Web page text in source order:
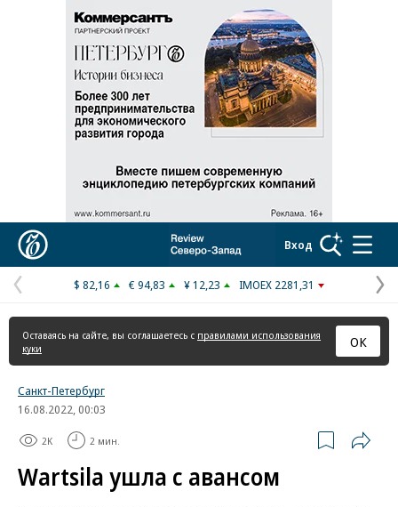
Реклама в «Ъ» www.kommersant.ru/ad
Вход
Предыдущая
страница
$ 82,16 € 94,83 ¥ 12,23 IMOEX 2281,31
Оставаясь на сайте, вы соглашаетесь с правилами использования
куки
ОК
Санкт-Петербург
16.08.2022, 00:03
2K 2 мин.
Wartsila ушла с авансом